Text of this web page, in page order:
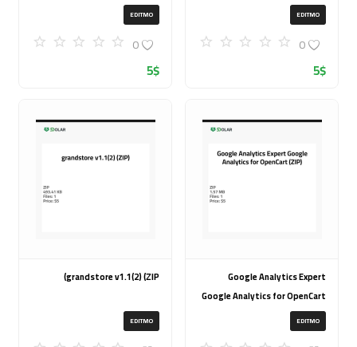
EDITMO
0
5$
20240917T145511Z 001 (ZIP)
EDITMO
0
5$
Google Analytics Expert
Google Analytics for OpenCart
(ZIP)
EDITMO
grandstore v1.1(2) (ZIP)
EDITMO